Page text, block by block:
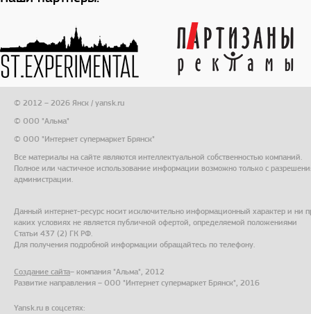
© 2012 – 2026 Янск / yansk.ru
© ООО "Альма"
© ООО "Интернет супермаркет Брянск"
Все материалы на сайте являются интеллектуальной собственностью компаний.
Полное или частичное использование информации возможно только с
администрации.
Данный интернет-ресурс носит исключительно информационный характер и ни
каких условиях не является публичной офертой, определяемой положениями
Статьи 437 (2) ГК РФ.
Для получения подробной информации обращайтесь по телефону.
Создание сайта– компания "Альма", 2012
Развитие направления – ООО "Интернет супермаркет Брянск", 2016
Yansk.ru в соцсетях: